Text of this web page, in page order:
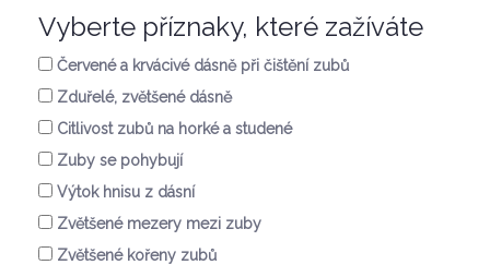
Vyberte příznaky, které zažíváte
Červené a krvácivé dásně při čištění zubů
Zduřelé, zvětšené dásně
Citlivost zubů na horké a studené
Zuby se pohybují
Výtok hnisu z dásní
Zvětšené mezery mezi zuby
Zvětšené kořeny zubů